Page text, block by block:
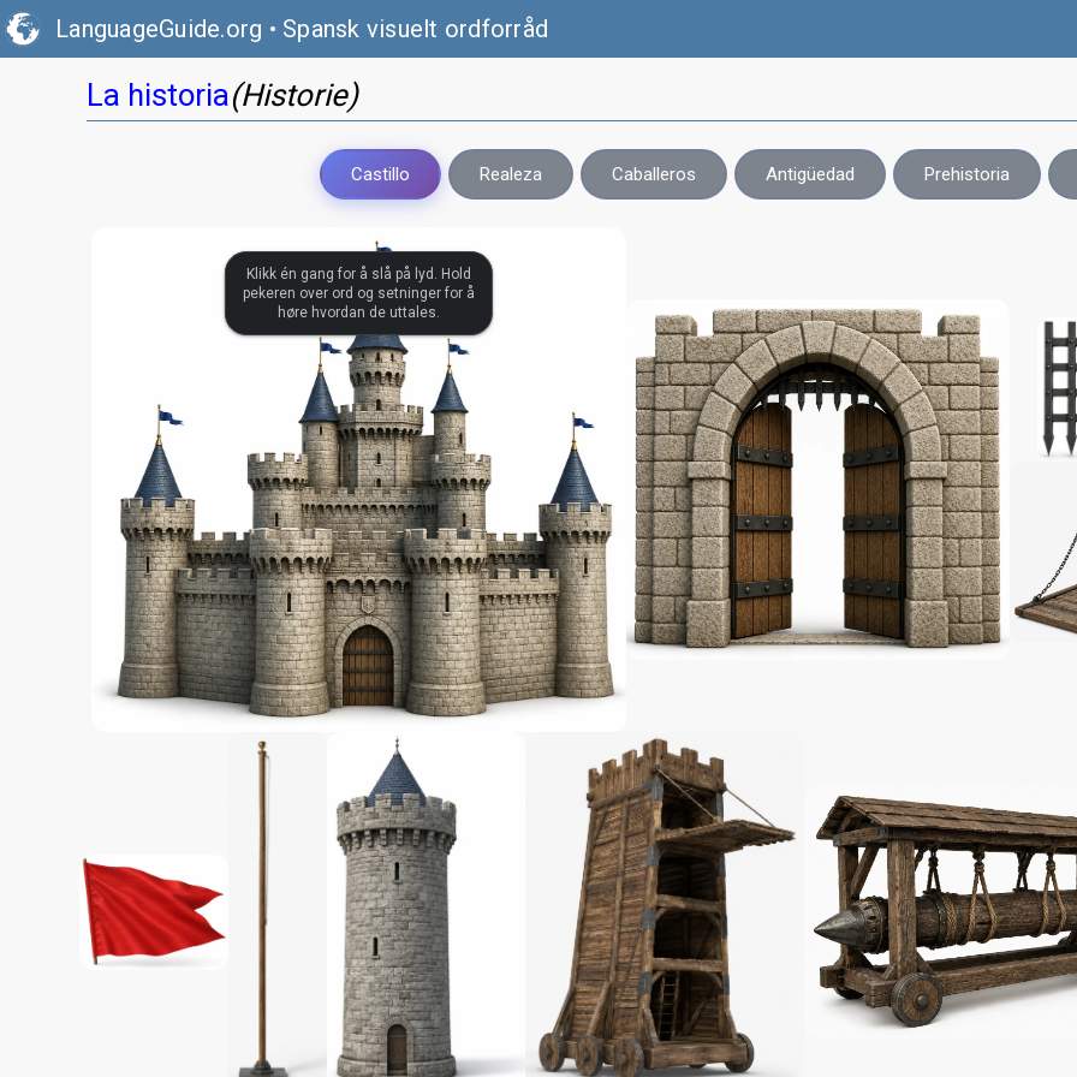
LanguageGuide.org • Spansk visuelt ordforråd
La historia(Historie)
Castillo Realeza Caballeros Antigüedad Prehistoria
Klikk én gang for å slå på lyd. Hold
pekeren over ord og setninger for å
høre hvordan de uttales.